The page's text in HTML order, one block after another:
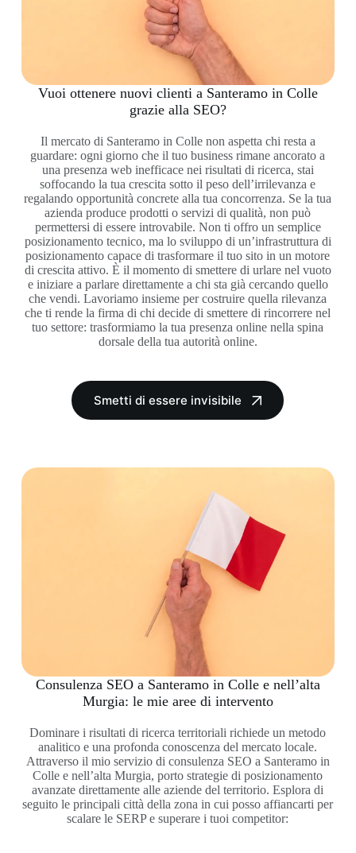
Vuoi ottenere nuovi clienti a Santeramo in Colle
grazie alla SEO?
Il mercato di Santeramo in Colle non aspetta chi resta a
guardare: ogni giorno che il tuo business rimane ancorato a
una presenza web inefficace nei risultati di ricerca, stai
soffocando la tua crescita sotto il peso dell’irrilevanza e
regalando opportunità concrete alla tua concorrenza. Se la tua
azienda produce prodotti o servizi di qualità, non può
permettersi di essere introvabile. Non ti offro un semplice
posizionamento tecnico, ma lo sviluppo di un’infrastruttura di
posizionamento capace di trasformare il tuo sito in un motore
di crescita attivo. È il momento di smettere di urlare nel vuoto
e iniziare a parlare direttamente a chi sta già cercando quello
che vendi. Lavoriamo insieme per costruire quella rilevanza
che ti rende la firma di chi decide di smettere di rincorrere nel
tuo settore: trasformiamo la tua presenza online nella spina
dorsale della tua autorità online.
Smetti di essere invisibile
Consulenza SEO a Santeramo in Colle e nell’alta
Murgia: le mie aree di intervento
Dominare i risultati di ricerca territoriali richiede un metodo
analitico e una profonda conoscenza del mercato locale.
Attraverso il mio servizio di consulenza SEO a Santeramo in
Colle e nell’alta Murgia, porto strategie di posizionamento
avanzate direttamente alle aziende del territorio. Esplora di
seguito le principali città della zona in cui posso affiancarti per
scalare le SERP e superare i tuoi competitor: